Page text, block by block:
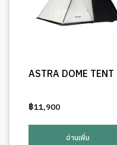
ASTRA DOME TENT
฿11,900
อ่านเพิ่ม